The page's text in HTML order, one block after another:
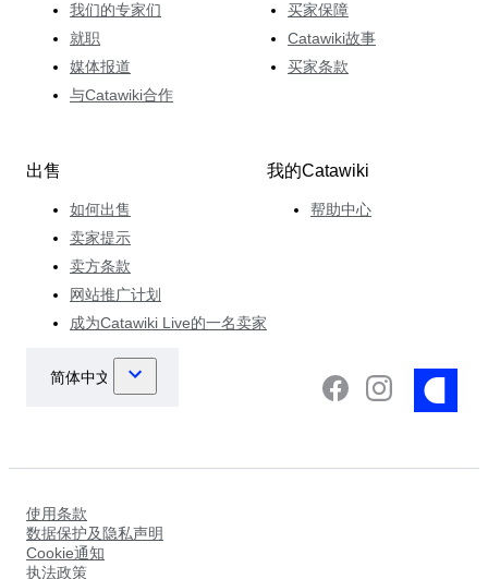
我们的专家们
就职
媒体报道
与Catawiki合作
买家保障
Catawiki故事
买家条款
出售
如何出售
卖家提示
卖方条款
网站推广计划
成为Catawiki Live的一名卖家
我的Catawiki
帮助中心
使用条款
数据保护及隐私声明
Cookie通知
执法政策